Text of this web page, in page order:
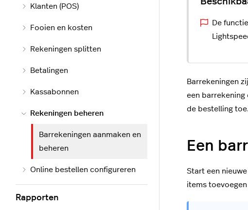
De
Barrekeningen
een barrekening
de bestelling
Een
Start een
items
Klanten (POS)
Fooien en kosten
Rekeningen splitten
Betalingen
Kassabonnen
Rekeningen beheren
Barrekeningen aanmaken en
beheren
Online bestellen configureren
Rapporten